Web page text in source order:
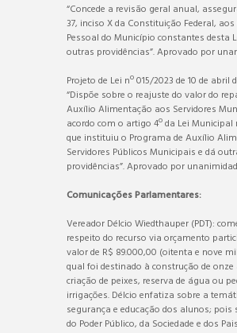
“Concede a revisão geral anual,
37, inciso X da Constituição Federal,
Pessoal do Município constantes desta
outras providências”. Aprovado por
Projeto de Lei nº 015/2023 de 10 de abril
“Dispõe sobre o reajuste do valor do
Auxílio Alimentação aos Servidores
acordo com o artigo 4º da Lei Municipal
que instituiu o Programa de Auxílio
Servidores Públicos Municipais e dá
providências”. Aprovado por
Comunicações Parlamentares:
Vereador Délcio Wiedthauper (PDT):
respeito do recurso via orçamento
valor de R$ 89.000,00 (oitenta e nove
qual foi destinado à construção de onze
criação de peixes, reserva de água ou
irrigações. Délcio enfatiza sobre a
segurança e educação dos alunos; pois
do Poder Público, da Sociedade e dos